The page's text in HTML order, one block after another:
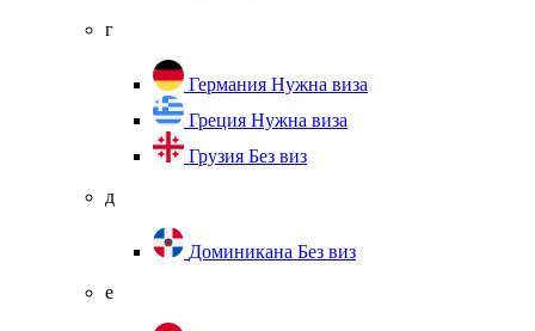
г
Германия Нужна виза
Греция Нужна виза
Грузия Без виз
д
Доминикана Без виз
е